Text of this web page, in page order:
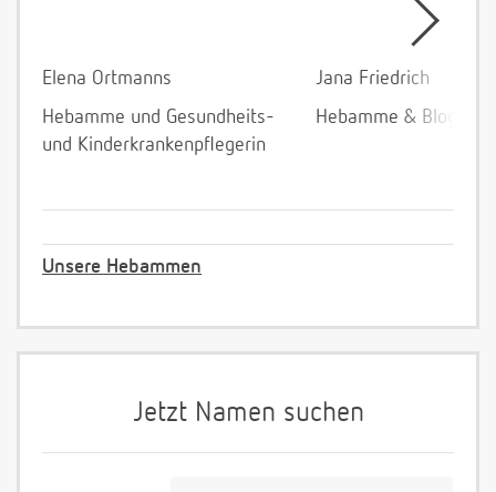
Elena Ortmanns
Hebamme und Gesundheits-
und Kinderkrankenpflegerin
Jana Friedrich
Hebamme &
Unsere Hebammen
Jetzt Namen suchen